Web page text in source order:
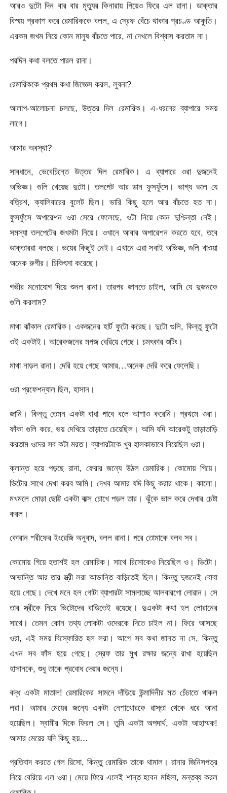
আরও দুটো দিন বার বার মৃত্যুর কিনারায় গিয়েও ফিরে এল রানা। ডাক্তার
বিস্ময় প্রকাশ করে রেমারিককে বলল, এ স্রেফ বেঁচে থাকার প্রচণ্ড আকুতি।
এরকম জখম নিয়ে কোন মানুষ বাঁচতে পারে, না দেখলে বিশ্বাস করতাম না।
পরদিন কথা বলতে পারল রানা।
রেমারিককে প্রথম কথা জিজ্ঞেস করল, লুবনা?
আলাপ-আলোচনা চলছে, উত্তর দিল রেমারিক। এ-ধরনের ব্যাপারে সময়
লাগে।
আমার অবস্থা?
সাবধানে, ভেবেচিন্তে উত্তর দিল রেমারিক। এ ব্যাপারে ওরা দুজনেই
অভিজ্ঞ। গুলি খেয়েছ দুটো। তলপেট আর ডান ফুসফুঁসে। ভাগ্য ভাল যে
বত্রিশ, ক্যালিবারের বুলেট ছিল। ভারি কিছু হলে আর বাঁচতে হত না।
ফুসফুঁসে অপারেশন ওরা সেরে ফেলেছে, ওটা নিয়ে কোন দুশ্চিন্তা নেই।
সমস্যা তলপেটের জখমটা নিয়ে। ওখানে আবার অপারেশন করতে হবে, তবে
ডাক্তাররা বলছে। ভয়ের কিছুই নেই। এখানে এরা সবাই অভিজ্ঞ, গুলি খাওয়া
অনেক রুগীর। চিকিৎসা করেছে।
গভীর মনোযোগ দিয়ে শুনল রানা। তারপর জানতে চাইল, আমি যে দুজনকে
গুলি করলাম?
মাথা ঝাঁকাল রেমারিক। একজনের হার্ট ফুটো করেছ। দুটো গুলি, কিন্তু ফুটো
ওই একটাই। আরেকজনের মগজ বেরিয়ে গেছে। চমৎকার শুটিং।
মাথা নাড়ল রানা। দেরি হয়ে গেছে আমার…অনেক দেরি করে ফেলেছি।
ওরা প্রফেশন্যাল ছিল, হাসান।
জানি। কিন্তু তেমন একটা বাধা পাবে বলে আশাও করেনি। প্রথমে ওরা।
ফাঁকা গুলি করে, ভয় দেখিয়ে তাড়াতে চেয়েছিল। আমি যদি আরেকটু তাড়াতাড়ি
করতাম ওদের সব কটা মরত। ব্যাপারটাকে খুব হালকাভাবে নিয়েছিল ওরা।
ক্লান্ত হয়ে পড়ছে রানা, ফেরার জন্যে উঠল রেমারিক। কোমোয় গিয়ে।
ভিটোর সাথে দেখা করব আমি। দেখব আমার যদি কিছু করার থাকে। কালো।
মখমলে মোড়া ছোট্ট একটা বাক্স চোখে পড়ল তার। ঝুঁকে ভাল করে দেখার চেষ্টা
করল।
কোরান শরীফের ইংরেজি অনুবাদ, বলল রানা। পরে তোমাকে বলব সব।
কোমোয় গিয়ে হতাশই হল রেমারিক। সাথে রিসোকেও নিয়েছিল ও। ভিটো।
আভান্তি আর তার স্ত্রী লরা আভান্তি বাড়িতেই ছিল। কিন্তু দুজনেই বোবা
হয়ে গেছে। দেখে মনে হল গোটা ব্যাপারটা সামলাচ্ছে আলবারগো লোরান। সে
তার স্ত্রীকে নিয়ে ভিটোদের বাড়িতেই রয়েছে। দুএকটা কথা হল লোরানের
সাথে। তেমন কোন তথ্য লোকটা ওদেরকে দিতে চাইল না। ফিরে আসছে
ওরা, এই সময় বিস্ফোরিত হল লরা। আগে সব কথা জানত না সে, কিন্তু
এখন সব ফাঁস হয়ে গেছে। স্রেফ তার মুখ রক্ষার জন্যে রাখা হয়েছিল
হাসানকে, শুধু তাকে প্রবোধ দেয়ার জন্যে।
বদ্ধ একটা মাতাল! রেমারিকের সামনে দাঁড়িয়ে উন্মাদিনীর মত চেঁচাতে থাকল
লরা। আমার মেয়ের জন্যে একটা নেশাখোরকে রাস্তা থেকে ধরে আনা
হয়েছিল। স্বামীর দিকে ফিরল সে। তুমি একটা অপদার্থ, একটা আহাম্মক!
আমার মেয়ের যদি কিছু হয়…
প্রতিবাদ করতে গেল রিসো, কিন্তু রেমারিক তাকে থামাল। রানার জিনিসপত্র
নিয়ে বেরিয়ে এল ওরা। মেয়ে ফিরে এলেই শান্ত হবেন মহিলা, মন্তব্য করল